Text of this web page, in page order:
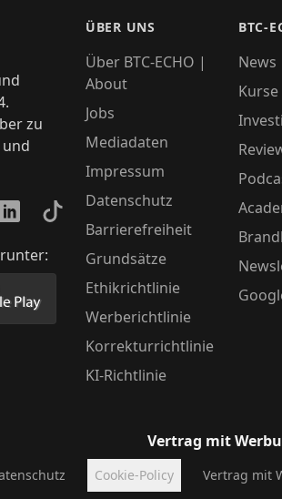
zu
LinkedInTikTok
herunter
unsere App im PlayStore herunter
ÜBER UNS
Über BTC-ECHO |
About
Jobs
Mediadaten
Impressum
Datenschutz
Barrierefreiheit
Grundsätze
Ethikrichtlinie
Werberichtlinie
Korrekturrichtlinie
KI-Richtlinie
BTC-
News
Kurse
Vertrag mit
Cookie-Policy Vertrag mit